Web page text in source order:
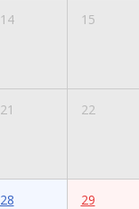
14 15
21 22
28 29